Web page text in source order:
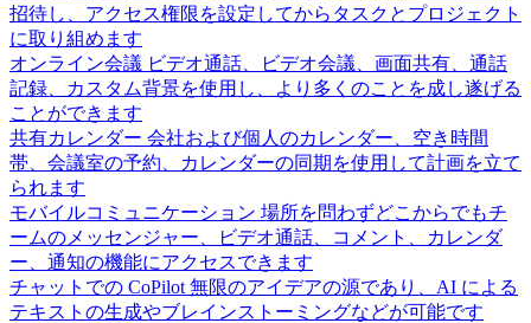
招待し、アクセス権限を設定してからタスクとプロジェクト
に取り組めます
オンライン会議 ビデオ通話、ビデオ会議、画面共有、通話
記録、カスタム背景を使用し、より多くのことを成し遂げる
ことができます
共有カレンダー 会社および個人のカレンダー、空き時間
帯、会議室の予約、カレンダーの同期を使用して計画を立て
られます
モバイルコミュニケーション 場所を問わずどこからでもチ
ームのメッセンジャー、ビデオ通話、コメント、カレンダ
ー、通知の機能にアクセスできます
チャットでの CoPilot 無限のアイデアの源であり、AI による
テキストの生成やブレインストーミングなどが可能です